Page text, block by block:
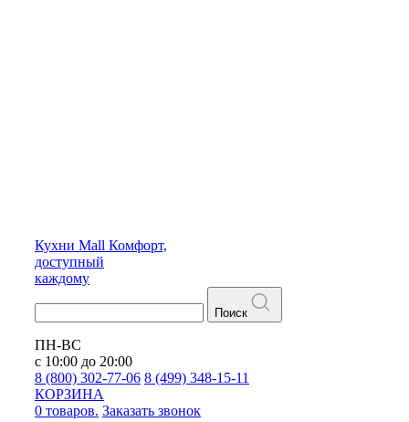
Кухни Mall Комфорт,
доступный
каждому
Поиск
ПН-ВС
с 10:00 до 20:00
8 (800) 302-77-06 8 (499) 348-15-11
КОРЗИНА
0 товаров. Заказать звонок